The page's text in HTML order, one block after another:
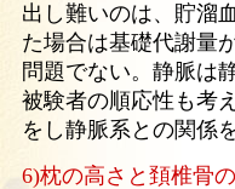
出し難いのは、貯溜
た場合は基礎代謝量
問題でない。静脈は
被験者の順応性も考
をし静脈系との関係
6)枕の高さと頚椎骨